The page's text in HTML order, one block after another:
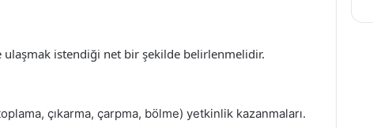
ulaşmak istendiği net bir şekilde belirlenmelidir.
çıkarma, çarpma, bölme) yetkinlik kazanmaları.